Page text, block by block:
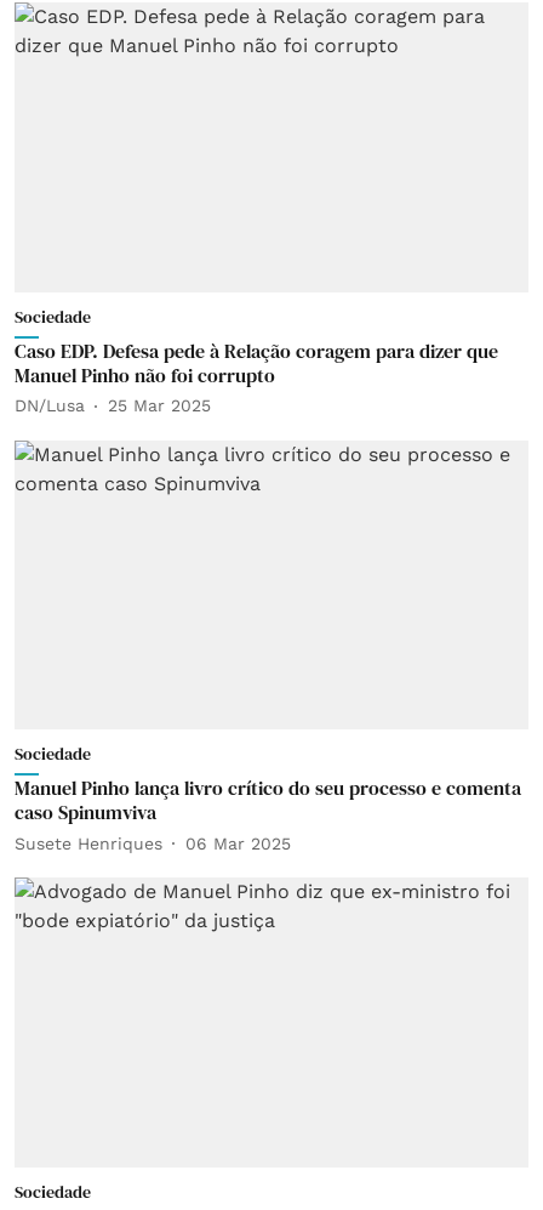
Sociedade
Caso EDP. Defesa pede à Relação coragem para dizer que
Manuel Pinho não foi corrupto
DN/Lusa 25 Mar 2025
Sociedade
Manuel Pinho lança livro crítico do seu processo e comenta
caso Spinumviva
Susete Henriques 06 Mar 2025
Sociedade